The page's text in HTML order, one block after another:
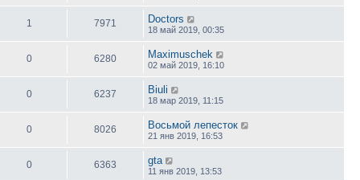
1 7971 Doctors
18 май 2019, 00:35
0 6280 Maximuschek
02 май 2019, 16:10
0 6237 Biuli
18 мар 2019, 11:15
0 8026 Восьмой лепесток
21 янв 2019, 16:53
0 6363 gta
11 янв 2019, 13:53